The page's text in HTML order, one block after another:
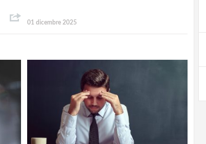
01 dicembre 2025